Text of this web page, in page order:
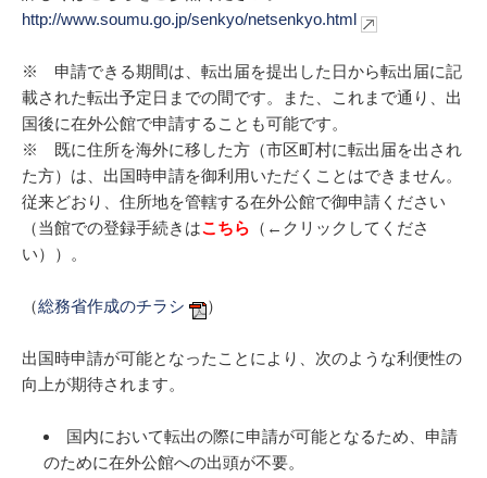
http://www.soumu.go.jp/senkyo/netsenkyo.html
※ 申請できる期間は、転出届を提出した日から転出届に記
載された転出予定日までの間です。また、これまで通り、出
国後に在外公館で申請することも可能です。
※ 既に住所を海外に移した方（市区町村に転出届を出され
た方）は、出国時申請を御利用いただくことはできません。
従来どおり、住所地を管轄する在外公館で御申請ください
（当館での登録手続きはこちら （←クリックしてくださ
い））。
（総務省作成のチラシ ）
出国時申請が可能となったことにより、次のような利便性の
向上が期待されます。
国内において転出の際に申請が可能となるため、申請
のために在外公館への出頭が不要。